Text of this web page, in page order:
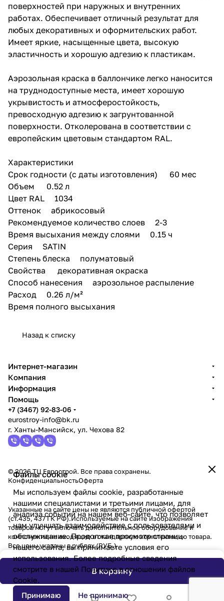
поверхностей при наружных и внутренних
работах. Обеспечивает отличный результат для
любых декоративных и оформительских работ.
Имеет яркие, насыщенные цвета, высокую
эластичность и хорошую адгезию к пластикам.
Аэрозольная краска в баллончике легко наносится
на труднодоступные места, имеет хорошую
укрывистость и атмосферостойкость,
превосходную адгезию к загрунтованной
поверхности. Отколерована в соответствии с
европейским цветовым стандартом RAL.
Характеристики
Срок годности (с даты изготовления) 60 мес
Объем 0.52 л
Цвет RAL 1034
Оттенок абрикосовый
Рекомендуемое количество слоев 2-3
Время высыхания между слоями 0.15 ч
Серия SATIN
Степень блеска полуматовый
Свойства декоративная окраска
Способ нанесения аэрозольное распыление
Расход 0.26 л/м²
Время полного высыхания
Назад к списку
В корзину
Файлы cookie
Мы используем файлы cookie, разработанные
нашими специалистами и третьими лицами, для
анализа событий на нашем веб-сайте, что позволяет
нам улучшать взаимодействие с пользователями и
обслуживание. Продолжая просмотр страниц
нашего сайта, вы принимаете условия его
использования. Более подробные сведения
смотрите в нашей Политике в отношении файлов
Cookie.
Принимаю
Не принимаю
Интернет-магазин
Компания
Информация
Помощь
+7 (3467) 92-83-06
eurostroy-info@bk.ru
г. Ханты-Мансийск, ул. Чехова 82
© 2026 ТЦ Еврострой. Все права сохранены.
КонфиденциальностьОферта
Указанные на сайте цены не являются публичной офертой
(ст.435, 437 ГК РФ).Используемые на сайте изображения
товаров могут включать дополнительное оборудование и
компоненты,не входящие в стандартную комплектацию товара.
Все цены указаны в рублях (PУБ.)